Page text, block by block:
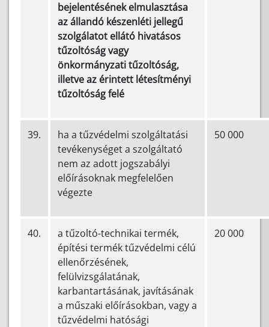
bejelentésének elmulasztása
az állandó készenléti jellegű
szolgálatot ellátó hivatásos
tűzoltóság vagy
önkormányzati tűzoltóság,
illetve az érintett létesítményi
tűzoltóság felé
39.
ha a tűzvédelmi szolgáltatási
tevékenységet a szolgáltató
nem az adott jogszabályi
előírásoknak megfelelően
végezte
50 000
40.
a tűzoltó-technikai termék,
építési termék tűzvédelmi célú
ellenőrzésének,
felülvizsgálatának,
karbantartásának, javításának
a műszaki előírásokban, vagy a
tűzvédelmi hatósági
20 000